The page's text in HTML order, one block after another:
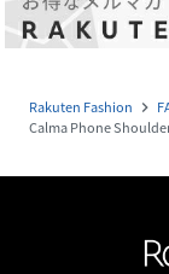
Rakuten Fashion navigate_next
Calma Phone